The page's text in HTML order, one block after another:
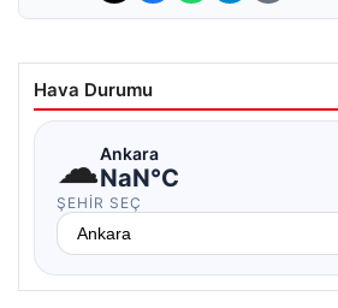
Hava Durumu
☁Ankara
NaN°C
ŞEHIR SEÇ